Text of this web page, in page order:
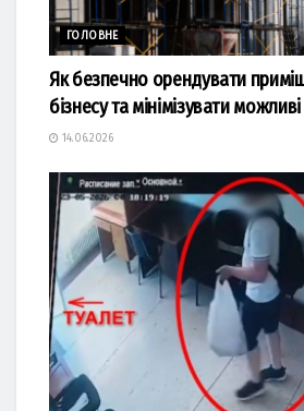
ГОЛОВНЕ
Як безпечно орендувати
бізнесу та мінімізувати
14.06.2026